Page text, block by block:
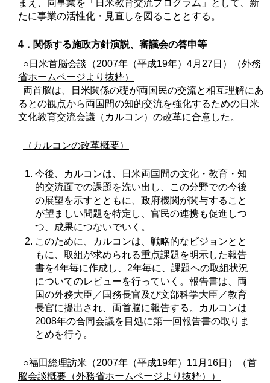
まえ、同事業を「日米教育交流プログラム」として、新
たに事業の活性化・見直しを図ることとする。
4．関係する施政方針演説、審議会の答申等
○日米首脳会談（2007年（平成19年）4月27日）（外務
省ホームページより抜粋）
両首脳は、日米関係の礎が両国民の交流と相互理解にあ
るとの観点から両国間の知的交流を強化するための日米
文化教育交流会議（カルコン）の改革に合意した。
（カルコンの改革概要）
今後、カルコンは、日米両国間の文化・教育・知
的交流面での課題を洗い出し、この分野での今後
の展望を示すとともに、政府機関が関与すること
が望ましい問題を特定し、官民の連携も促進しつ
つ、成果につないでいく。
このために、カルコンは、戦略的なビジョンとと
もに、取組が求められる重点課題を明示した報告
書を4年毎に作成し、2年毎に、課題への取組状況
についてのレビューを行っていく。報告書は、両
国の外務大臣／国務長官及び文部科学大臣／教育
長官に提出され、両首脳に報告する。カルコンは
2008年の合同会議を目処に第一回報告書の取りま
とめを行う。
○福田総理訪米（2007年（平成19年）11月16日）（首
脳会談概要（外務省ホームページより抜粋））